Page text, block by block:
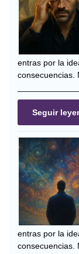
entras por la
consecuencias.
Seguir
entras por la
consecuencias.